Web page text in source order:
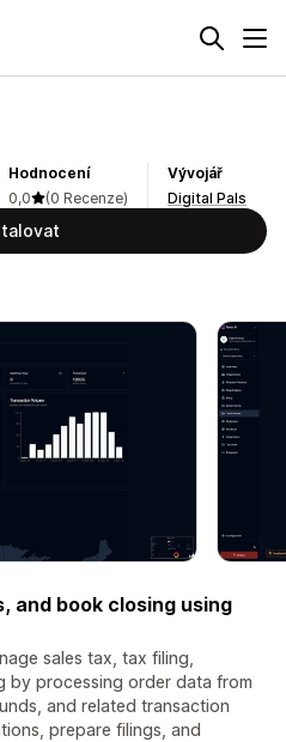
Hodnocení
0,0
(0 Recenze)
Vývojář
Digital Pals
and book closing using
sales tax, tax filing,
by processing order data from
and related transaction
prepare filings, and